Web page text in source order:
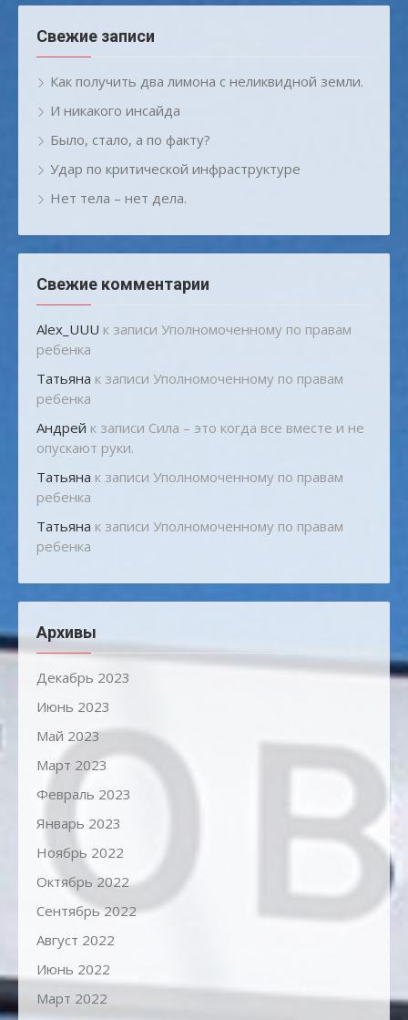
Свежие записи
Как получить два лимона с неликвидной земли.
И никакого инсайда
Было, стало, а по факту?
Удар по критической инфраструктуре
Нет тела – нет дела.
Свежие комментарии
Alex_UUU к записи Уполномоченному по правам
ребенка
Татьяна к записи Уполномоченному по правам
ребенка
Андрей к записи Сила – это когда все вместе и не
опускают руки.
Татьяна к записи Уполномоченному по правам
ребенка
Татьяна к записи Уполномоченному по правам
ребенка
Архивы
Декабрь 2023
Июнь 2023
Май 2023
Март 2023
Февраль 2023
Январь 2023
Ноябрь 2022
Октябрь 2022
Сентябрь 2022
Август 2022
Июнь 2022
Март 2022